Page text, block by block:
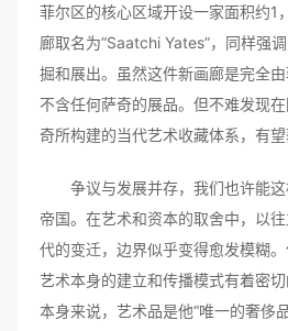
菲尔区的核心区域开设一家面积约1
廊取名为“Saatchi Yates”，同样强
掘和展出。虽然这件新画廊是完全
不含任何萨奇的展品。但不难发现
奇所构建的当代艺术收藏体系，有望
争议与发展并存，我们也许能这
帝国。在艺术和资本的取舍中，以
代的变迁，边界似乎变得愈发模糊
艺术本身的建立和传播模式有着密
本身来说，艺术品是他“唯一的奢侈